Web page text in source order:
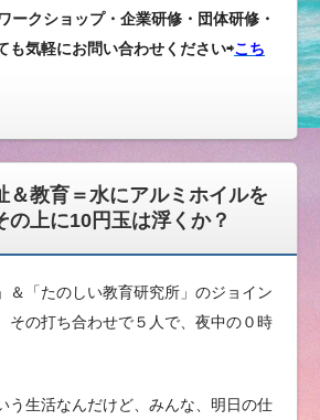
ークショップ・企業研修・団体研修・
も気軽にお問い合わせください⇨こち
＆教育＝水にアルミホイルを
の上に10円玉は浮くか？
＆「たのしい教育研究所」のジョイン
その打ち合わせで５人で、夜中の０時
う生活なんだけど、みんな、明日の仕